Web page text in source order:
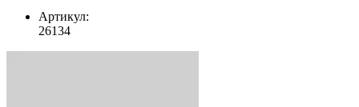
Артикул:
26134